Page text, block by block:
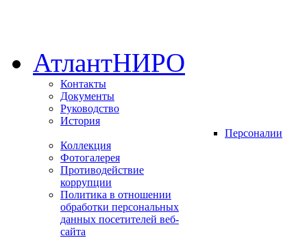
АтлантНИРО
Контакты
Документы
Руководство
История
Персоналии
Коллекция
Фотогалерея
Противодействие
коррупции
Политика в отношении
обработки персональных
данных посетителей веб-
сайта